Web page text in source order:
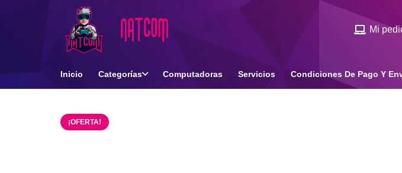
Mi
Inicio Categorías Computadoras Servicios Condiciones De Pago Y
¡OFERTA!